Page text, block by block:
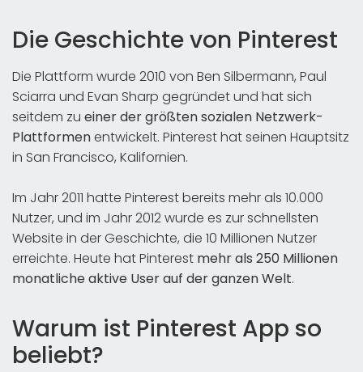
Die Geschichte von Pinterest
Die Plattform wurde 2010 von Ben Silbermann, Paul
Sciarra und Evan Sharp gegründet und hat sich
seitdem zu einer der größten sozialen Netzwerk-
Plattformenentwickelt. Pinterest hat seinen Hauptsitz
in San Francisco, Kalifornien.
Im Jahr 2011 hatte Pinterest bereits mehr als 10.000
Nutzer, und im Jahr 2012 wurde es zur schnellsten
Website in der Geschichte, die 10 Millionen Nutzer
erreichte. Heute hat Pinterest mehr als 250 Millionen
monatliche aktive User auf der ganzen Welt.
Warum ist Pinterest App so
beliebt?